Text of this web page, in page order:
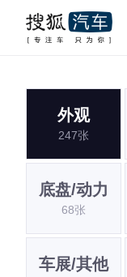
外观
247张
底盘/动力
68张
车展/其他